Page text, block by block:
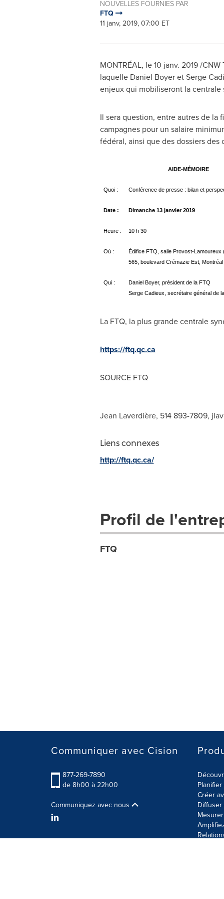
NOUVELLES FOURNIES PAR
FTQ
11 janv, 2019, 07:00 ET
MONTRÉAL, le 10 janv. 2019 /
laquelle Daniel BoyeretSerge
enjeux qui mobiliseront la centrale
Il sera question, entre autres de
campagnes pour un salaire
fédéral, ainsi que des dossiers
AIDE-MÉMOIRE
Quoi : Conférence de presse : bilan et
Date : Dimanche 13 janvier 2019
Heure : 10 h 30
Où : Édifice FTQ, salle Provost-Lamoureux
565, boulevard Crémazie Est,
Qui :
Daniel Boyer, président de la FTQ
Serge Cadieux, secrétaire général de
La FTQ, la plus grande centrale
https://ftq.qc.ca
SOURCE FTQ
Jean Laverdière, 514 893-7809,
Liens connexes
http://ftq.qc.ca/
Profil de
FTQ
Communiquer avec Cision
877-269-7890
de 8h00 à 22h00
Communiquez avec nous
Créer